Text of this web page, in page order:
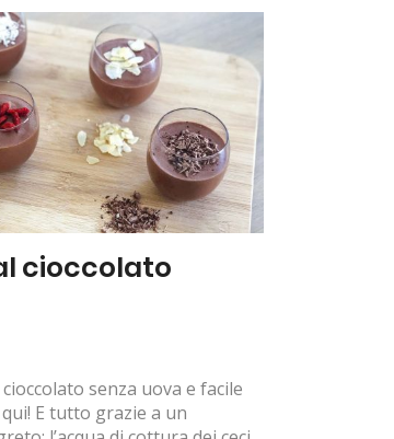
cioccolato
senza uova e facile
qui! E tutto grazie a un